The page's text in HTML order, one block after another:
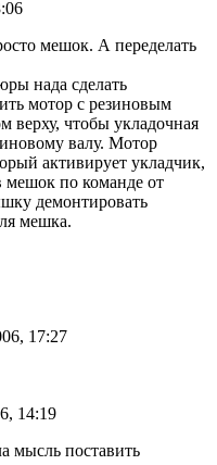
мешок. А переделать
нада сделать
мотор с резиновым
верху, чтобы укладочная
валу. Мотор
активирует укладчик,
мешок по команде от
демонтировать
мешка.
17:27
14:19
мысль поставить